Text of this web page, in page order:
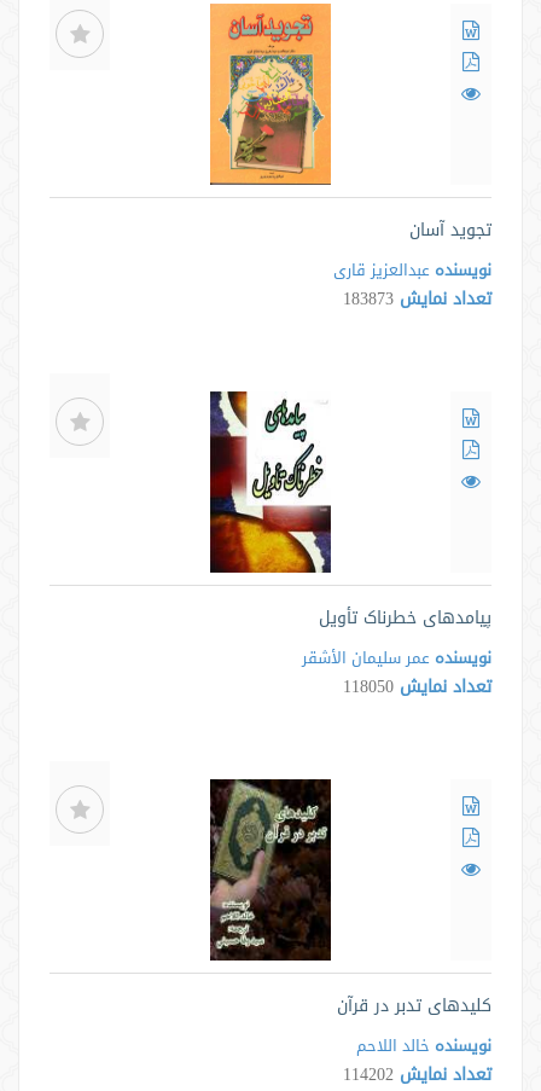
تجوید آسان
نویسنده عبدالعزیز قاری
تعداد نمایش 183873
پیامدهای خطرناک تأویل
نویسنده عمر سلیمان الأشقر
تعداد نمایش 118050
کلیدهای تدبر در قرآن
نویسنده خالد اللاحم
تعداد نمایش 114202